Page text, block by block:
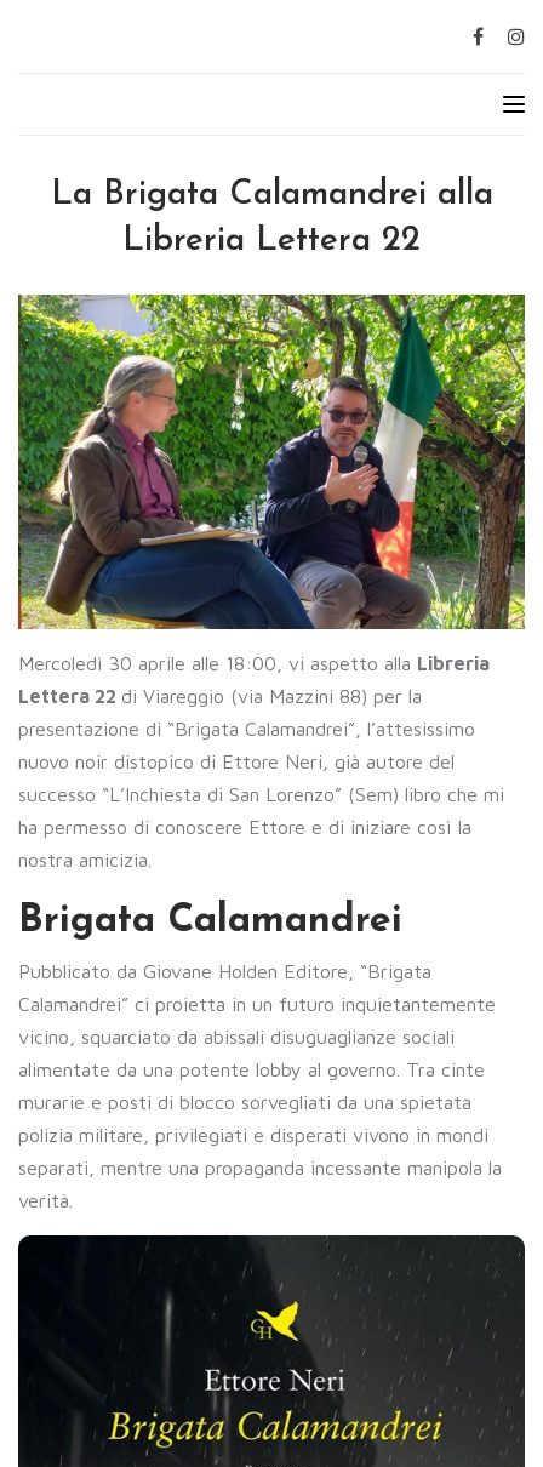
La Brigata Calamandrei alla
Libreria Lettera 22
Mercoledì 30 aprile alle 18:00, vi aspetto alla Libreria
Lettera 22 di Viareggio (via Mazzini 88) per la
presentazione di “Brigata Calamandrei”, l’attesissimo
nuovo noir distopico di Ettore Neri, già autore del
successo “L’Inchiesta di San Lorenzo” (Sem) libro che mi
ha permesso di conoscere Ettore e di iniziare così la
nostra amicizia.
Brigata Calamandrei
Pubblicato da Giovane Holden Editore, “Brigata
Calamandrei” ci proietta in un futuro inquietantemente
vicino, squarciato da abissali disuguaglianze sociali
alimentate da una potente lobby al governo. Tra cinte
murarie e posti di blocco sorvegliati da una spietata
polizia militare, privilegiati e disperati vivono in mondi
separati, mentre una propaganda incessante manipola la
verità.